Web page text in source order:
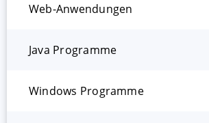
Web-Anwendungen
Java Programme
Windows Programme